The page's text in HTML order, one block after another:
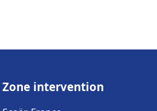
Zone intervention